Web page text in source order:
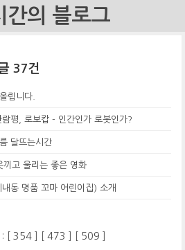
간의 블로그
37건
립니다.
평, 로보캅 - 인간인가 로봇인가?
달뜨는시간
끼고 울리는 좋은 영화
내동 명품 꼬마 어린이집) 소개
[ 354 473 509